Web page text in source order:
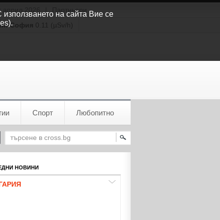
април 2026
Партньори
София 0.11 (µSv/h)
Спорт Любопитно
НОВИНИ
на сайта Вие се